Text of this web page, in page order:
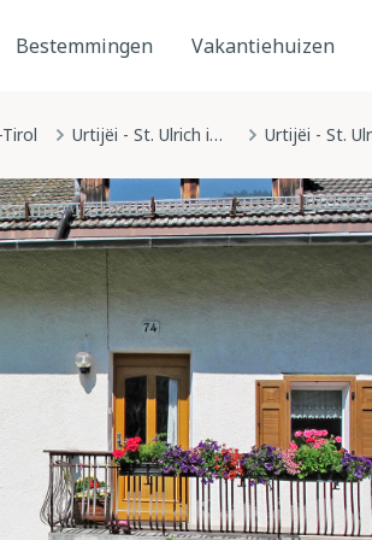
Bestemmingen Vakantiehuizen
Urtijëi - St. Ulrich in Gröden - Ortisei